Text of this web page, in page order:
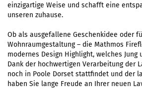
einzigartige Weise und schafft eine
unseren zuhause.
Ob als ausgefallene Geschenkidee oder
Wohnraumgestaltung – die Mathmos
modernes Design Highlight, welches Jung
Dank der hochwertigen Verarbeitung der
noch in Poole Dorset stattfindet und der
haben Sie lange Freude an Ihrer neuen